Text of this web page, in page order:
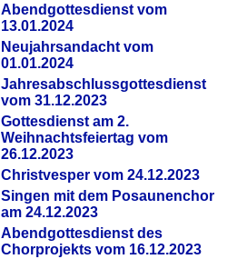
Abendgottesdienst vom
13.01.2024
Neujahrsandacht vom
01.01.2024
Jahresabschlussgottesdienst
vom 31.12.2023
Gottesdienst am 2.
Weihnachtsfeiertag vom
26.12.2023
Christvesper vom 24.12.2023
Singen mit dem Posaunenchor
am 24.12.2023
Abendgottesdienst des
Chorprojekts vom 16.12.2023